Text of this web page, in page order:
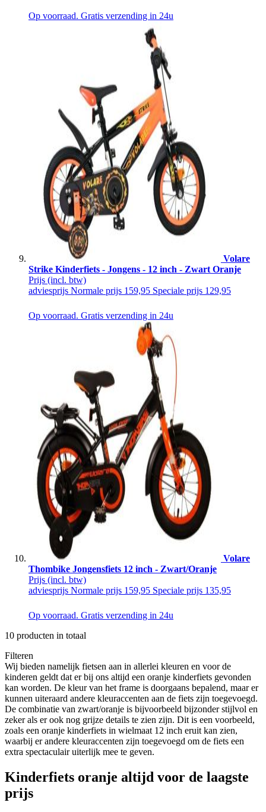
Op voorraad. Gratis verzending in 24u
Volare
Strike Kinderfiets - Jongens - 12 inch - Zwart Oranje
Prijs (incl. btw)
adviesprijs Normale prijs 159,95 Speciale prijs 129,95
Op voorraad. Gratis verzending in 24u
Volare
Thombike Jongensfiets 12 inch - Zwart/Oranje
Prijs (incl. btw)
adviesprijs Normale prijs 159,95 Speciale prijs 135,95
Op voorraad. Gratis verzending in 24u
10 producten in totaal
Filteren
Wij bieden namelijk fietsen aan in allerlei kleuren en voor de
kinderen geldt dat er bij ons altijd een oranje kinderfiets gevonden
kan worden. De kleur van het frame is doorgaans bepalend, maar er
kunnen uiteraard andere kleuraccenten aan de fiets zijn toegevoegd.
De combinatie van zwart/oranje is bijvoorbeeld bijzonder stijlvol en
zeker als er ook nog grijze details te zien zijn. Dit is een voorbeeld,
zoals een oranje kinderfiets in wielmaat 12 inch eruit kan zien,
waarbij er andere kleuraccenten zijn toegevoegd om de fiets een
extra spectaculair uiterlijk mee te geven.
Kinderfiets oranje altijd voor de laagste
prijs